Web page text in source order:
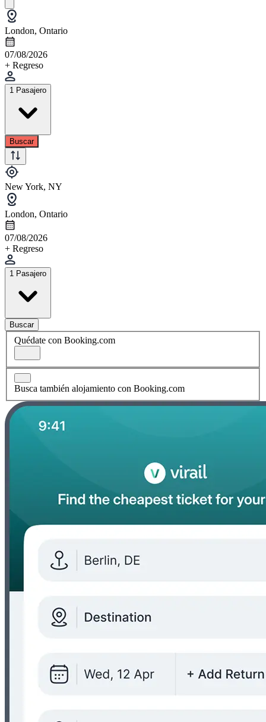
London, Ontario
07/08/2026
+ Regreso
1 Pasajero
Buscar
New York, NY
London, Ontario
07/08/2026
+ Regreso
1 Pasajero
Buscar
Quédate con Booking.com
Busca también alojamiento con Booking.com